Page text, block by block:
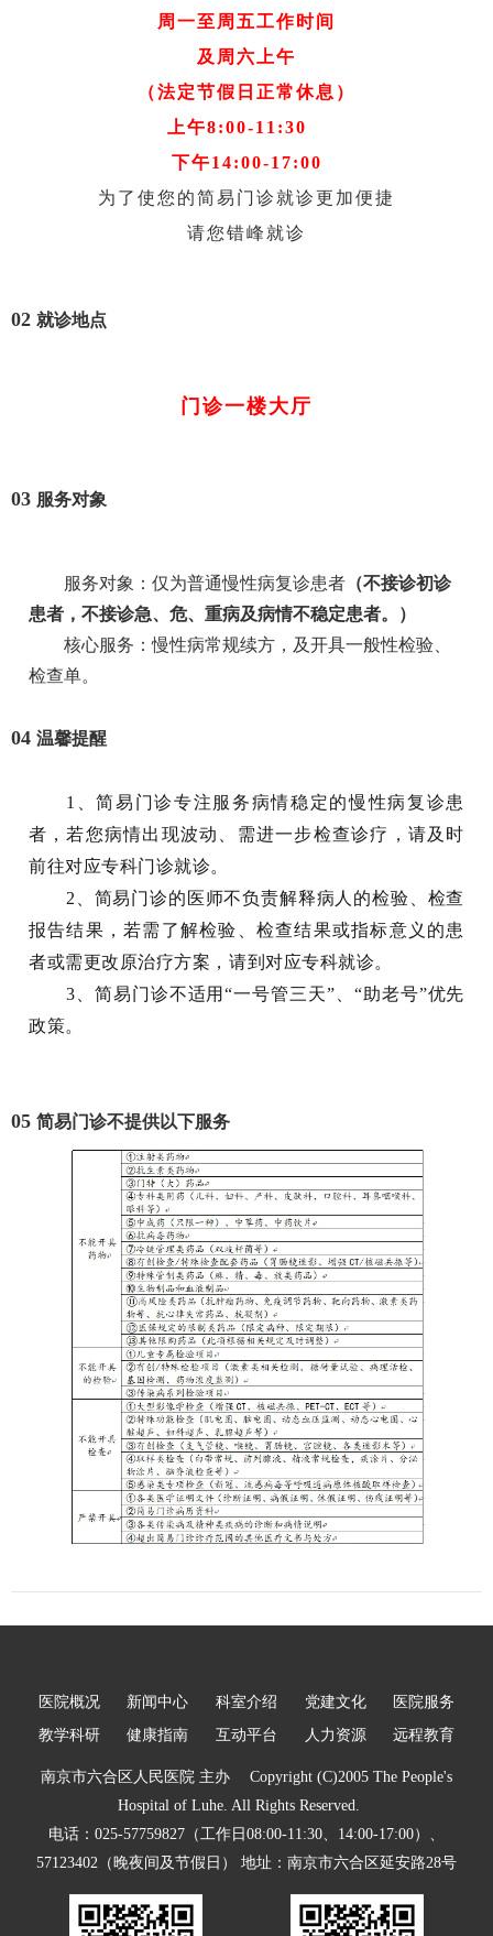
周一至周五工作时间
及周六上午
（法定节假日正常休息）
上午8:00-11:30
下午14:00-17:00
为了使您的简易门诊就诊更加便捷
请您错峰就诊
02 就诊地点
门诊一楼大厅
03 服务对象
服务对象：仅为普通慢性病复诊患者 （不接诊初诊
患者，不接诊急、危、重病及病情不稳定患者。）
核心服务：慢性病常规续方，及开具一般性检验、
检查单。
04 温馨提醒
1、简易门诊专注服务病情稳定的慢性病复诊患
者，若您病情出现波动、需进一步检查诊疗，请及时
前往对应专科门诊就诊。
2、简易门诊的医师不负责解释病人的检验、检查
报告结果，若需了解检验、检查结果或指标意义的患
者或需更改原治疗方案，请到对应专科就诊。
3、简易门诊不适用“一号管三天”、“助老号”优先
政策。
05 简易门诊不提供以下服务
医院概况 新闻中心 科室介绍 党建文化
医院服务
教学科研
健康指南 互动平台 人力资源 远程教育
南京市六合区人民医院 主办 Copyright (C)2005 The People's
Hospital of Luhe. All Rights Reserved.
电话：025-57759827（工作日08:00-11:30、14:00-17:00）、
57123402（晚夜间及节假日） 地址：南京市六合区延安路28号